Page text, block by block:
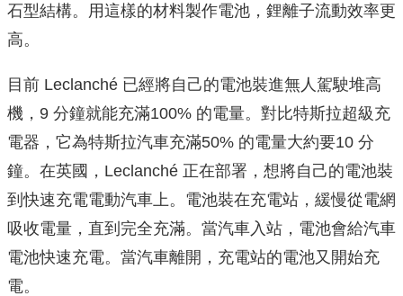
石型結構。用這樣的材料製作電池，鋰離子流動效率更
高。
目前 Leclanché 已經將自己的電池裝進無人駕駛堆高
機，9 分鐘就能充滿100% 的電量。對比特斯拉超級充
電器，它為特斯拉汽車充滿50% 的電量大約要10 分
鐘。在英國，Leclanché 正在部署，想將自己的電池裝
到快速充電電動汽車上。電池裝在充電站，緩慢從電網
吸收電量，直到完全充滿。當汽車入站，電池會給汽車
電池快速充電。當汽車離開，充電站的電池又開始充
電。